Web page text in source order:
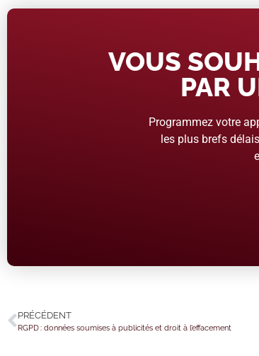
VOUS
PAR
Programmez votre
les plus brefs
PRÉCÉDENT
RGPD : données soumises à publicités et droit à l’effacement